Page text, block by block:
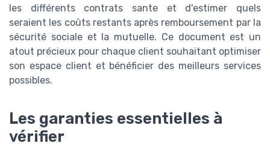
les différents contrats sante et d'estimer quels
seraient les coûts restants après remboursement par la
sécurité sociale et la mutuelle. Ce document est un
atout précieux pour chaque client souhaitant optimiser
son espace client et bénéficier des meilleurs services
possibles.
Les garanties essentielles à
vérifier